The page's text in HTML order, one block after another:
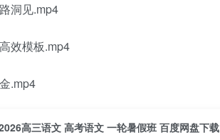
洞见.mp4
效模板.mp4
.mp4
高三语文 高考语文 一轮暑假班 百度网盘下载